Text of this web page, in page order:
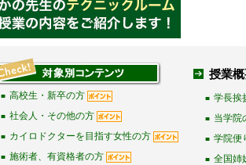
■ 高校生・新卒の方
■ 社会人・その他の方
■ カイロドクターを目指す女性の方
■ 施術者、有資格者の方
授業
■ 学長挨
■ 当学院
■ 学院便
■ 全国姉